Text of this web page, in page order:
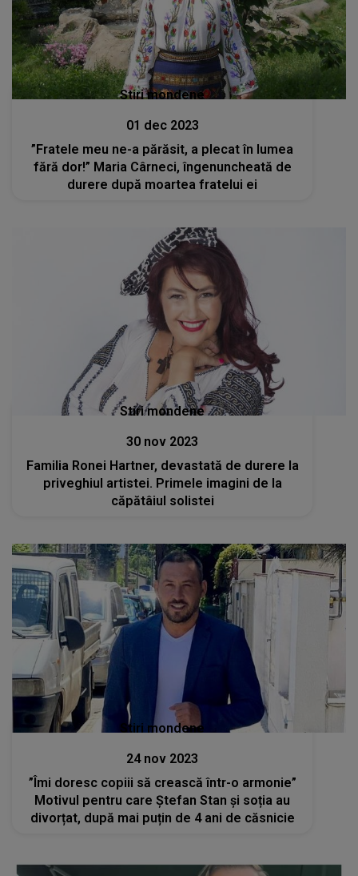
Stiri mondene
01 dec 2023
”Fratele meu ne-a părăsit, a plecat în lumea
fără dor!” Maria Cârneci, îngenuncheată de
durere după moartea fratelui ei
Stiri mondene
30 nov 2023
Familia Ronei Hartner, devastată de durere la
priveghiul artistei. Primele imagini de la
căpătâiul solistei
Stiri mondene
24 nov 2023
”Îmi doresc copiii să crească într-o armonie”
Motivul pentru care Ștefan Stan și soția au
divorțat, după mai puțin de 4 ani de căsnicie